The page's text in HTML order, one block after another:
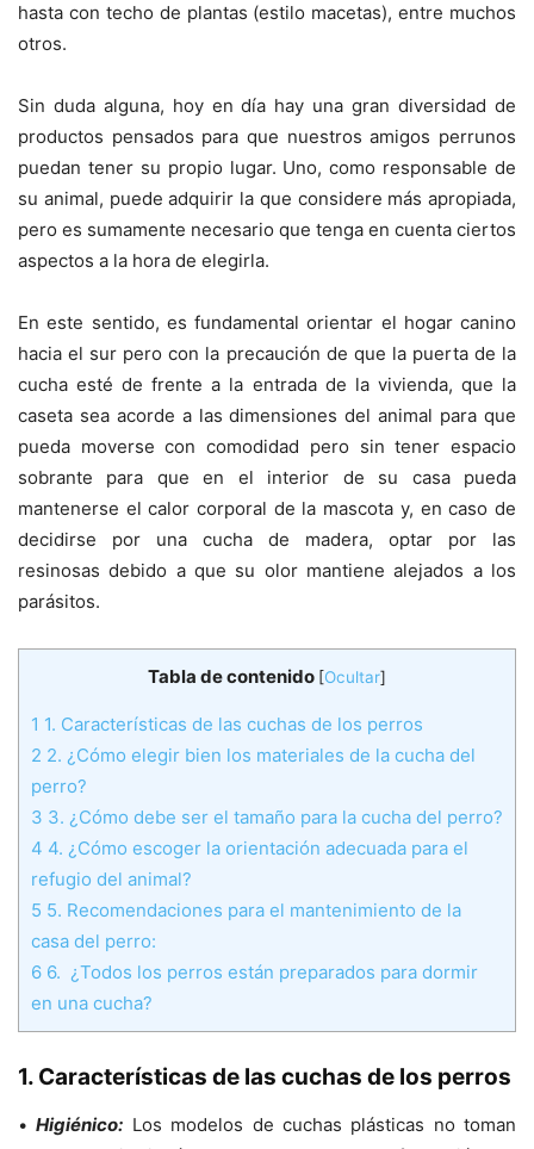
hasta con techo de plantas (estilo macetas), entre muchos
otros.
Sin duda alguna, hoy en día hay una gran diversidad de
productos pensados para que nuestros amigos perrunos
puedan tener su propio lugar. Uno, como responsable de
su animal, puede adquirir la que considere más apropiada,
pero es sumamente necesario que tenga en cuenta ciertos
aspectos a la hora de elegirla.
En este sentido, es fundamental orientar el hogar canino
hacia el sur pero con la precaución de que la puerta de la
cucha esté de frente a la entrada de la vivienda, que la
caseta sea acorde a las dimensiones del animal para que
pueda moverse con comodidad pero sin tener espacio
sobrante para que en el interior de su casa pueda
mantenerse el calor corporal de la mascota y, en caso de
decidirse por una cucha de madera, optar por las
resinosas debido a que su olor mantiene alejados a los
parásitos.
Tabla de contenido [Ocultar]
1 1. Características de las cuchas de los perros
2 2. ¿Cómo elegir bien los materiales de la cucha del
perro?
3 3. ¿Cómo debe ser el tamaño para la cucha del perro?
4 4. ¿Cómo escoger la orientación adecuada para el
refugio del animal?
5 5. Recomendaciones para el mantenimiento de la
casa del perro:
6 6. ¿Todos los perros están preparados para dormir
en una cucha?
1. Características de las cuchas de los perros
•Higiénico: Los modelos de cuchas plásticas no toman